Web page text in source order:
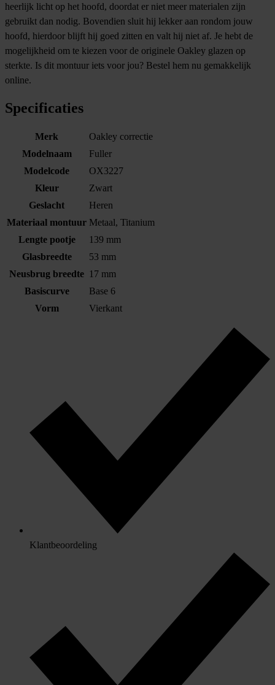
heerlijk licht op het hoofd, doordat er niet meer materialen zijn
gebruikt dan nodig. Bovendien sluit hij lekker aan rondom jouw
hoofd, hierdoor blijft hij goed zitten en valt hij niet af. Je hebt de
mogelijkheid om te kiezen voor de originele Oakley glazen op
sterkte. Is dit montuur iets voor jou? Bestel hem nu gemakkelijk
online.
Specificaties
Merk
Oakley correctie
Modelnaam
Fuller
Modelcode
OX3227
Kleur
Zwart
Geslacht
Heren
Materiaal montuur Metaal, Titanium
Lengte pootje
139 mm
Glasbreedte
53 mm
Neusbrug breedte 17 mm
Basiscurve
Base 6
Vorm
Vierkant
Klantbeoordeling